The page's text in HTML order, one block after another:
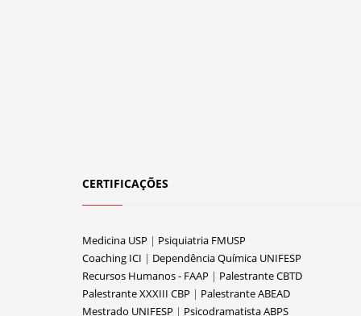
CERTIFICAÇÕES
Medicina USP | Psiquiatria FMUSP
Coaching ICI | Dependência Química UNIFESP
Recursos Humanos - FAAP | Palestrante CBTD
Palestrante XXXIII CBP | Palestrante ABEAD
Mestrado UNIFESP | Psicodramatista ABPS